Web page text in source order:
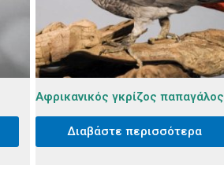
Αφρικανικός γκρίζος παπαγάλος
Διαβάστε περισσότερα